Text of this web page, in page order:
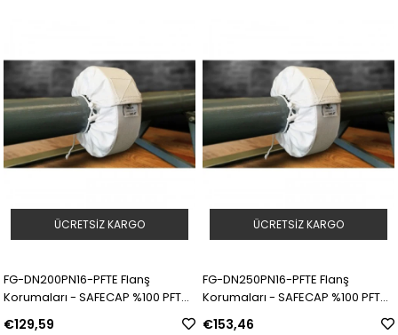
FG-DN200PN16-PFTE Flanş
Korumaları - SAFECAP %100 PFTE |
Model: 311579 | SKU: Y5090056
€129,59
ÜCRETSIZ KARGO
FG-DN250PN16-PFTE Flanş
Korumaları - SAFECAP %100 PFTE |
Model: 311580 | SKU: Y5090057
€153,46
ÜCRETSIZ KARGO